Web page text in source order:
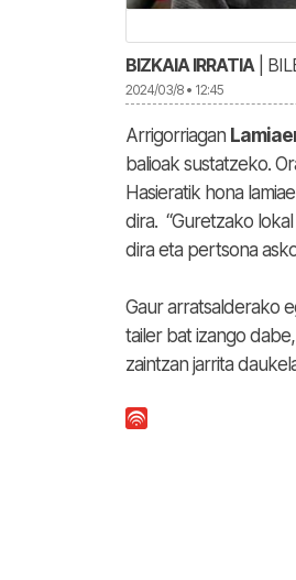
BIZKAIA IRRATIA|
2024/03/8 • 12:45
Arrigorriagan
balioak sustatzeko.
Hasieratik hona
dira. “Guretzako
dira eta pertsona
Gaur arratsalderako
tailer bat izango
zaintzan jarrita